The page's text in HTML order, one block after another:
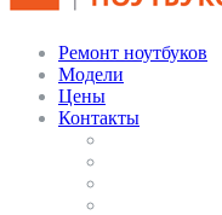
Ремонт ноутбуков
Модели
Цены
Контакты